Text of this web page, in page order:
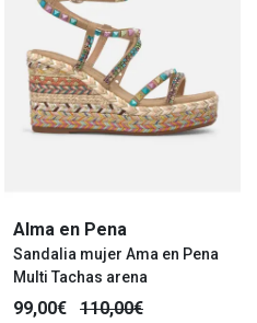
Alma en Pena
Sandalia mujer Ama en Pena
Multi Tachas arena
99,00€ 110,00€